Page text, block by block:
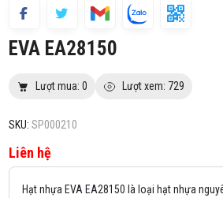
EVA EA28150
Lượt mua: 0 Lượt xem: 729
SKU: SP000210
Liên hệ
Hạt nhựa EVA EA28150 là loại hạt nhựa